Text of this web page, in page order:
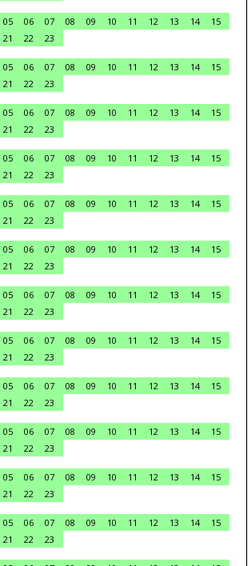
05 06 07 08 09 10 11 12 13 14
15
21 22
23
05 06 07 08 09 10 11 12 13 14
15
21 22
23
05 06 07 08 09 10 11 12 13 14
15
21 22
23
05 06 07 08 09 10 11 12 13 14
15
21 22
23
05 06 07 08 09 10 11 12 13 14
15
21 22
23
05 06 07 08 09 10 11 12 13 14
15
21 22
23
05 06 07 08 09 10 11 12 13 14
15
21 22
23
05 06 07 08 09 10 11 12 13 14
15
21 22
23
05 06 07 08 09 10 11 12 13 14
15
21 22
23
05 06 07 08 09 10 11 12 13 14
15
21 22
23
05 06 07 08 09 10 11 12 13 14
15
21 22
23
05 06 07 08 09 10 11 12 13 14
15
21 22
23